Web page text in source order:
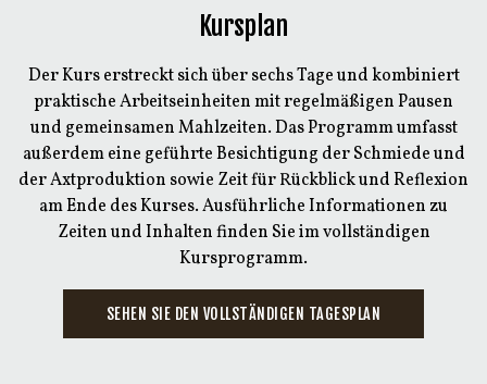
Kursplan
Der Kurs erstreckt sich über sechs Tage und kombiniert
praktische Arbeitseinheiten mit regelmäßigen Pausen
und gemeinsamen Mahlzeiten. Das Programm umfasst
außerdem eine geführte Besichtigung der Schmiede und
der Axtproduktion sowie Zeit für Rückblick und Reflexion
am Ende des Kurses. Ausführliche Informationen zu
Zeiten und Inhalten finden Sie im vollständigen
Kursprogramm.
SEHEN SIE DEN VOLLSTÄNDIGEN TAGESPLAN